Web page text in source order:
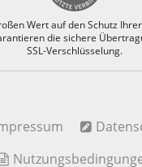
Wert auf den Schutz
die sichere
SSL-Verschlüsselung.